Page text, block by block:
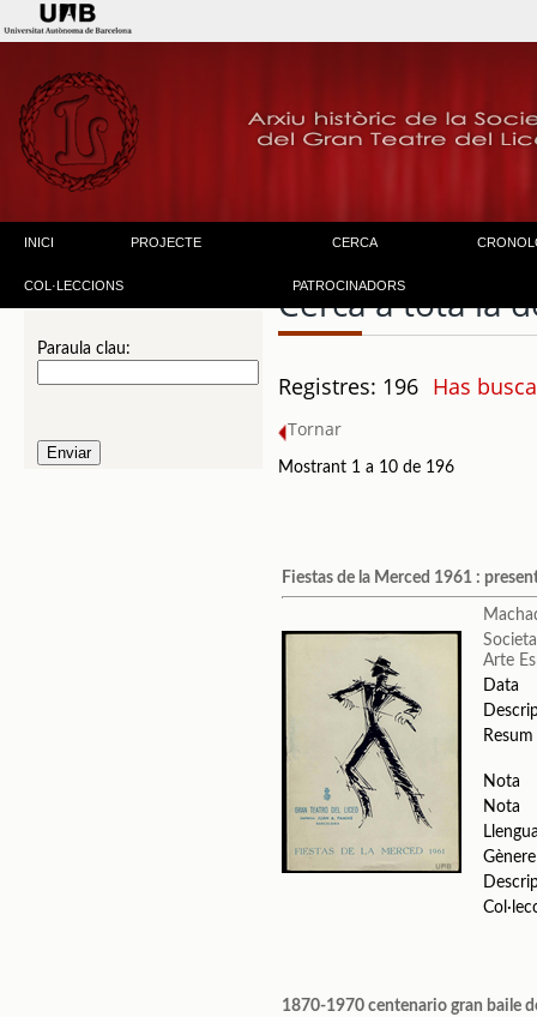
INICI PROJECTE CERCA
COL·LECCIONS PATROCINADORS
Paraula clau:
Cerca a tota la
Registres: 196 Has
Tornar
Mostrant 1 a 10 de 196
Fiestas de la Merced 1961 :
Arte
Data
Resum
Nota
Nota
Gènere
1870-1970 centenario gran baile